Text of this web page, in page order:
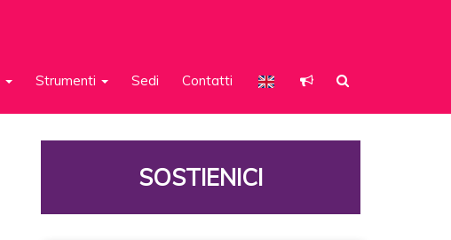
Strumenti Sedi Contatti
SOSTIENICI